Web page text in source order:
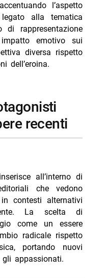
l’aspetto
alla tematica
rappresentazione
emotivo sui
diversa rispetto
dell’eroina.
recenti
all’interno di
che vedono
contesti alternativi
La scelta di
come un essere
radicale rispetto
portando nuovi
appassionati.